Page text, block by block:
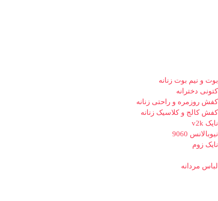
بوت و نیم بوت زنانه
کتونی دخترانه
کفش روزمره و راحتی زنانه
کفش کالج و کلاسیک زنانه
نایک v2k
نیوبالانس 9060
نایک زوم
لباس مردانه